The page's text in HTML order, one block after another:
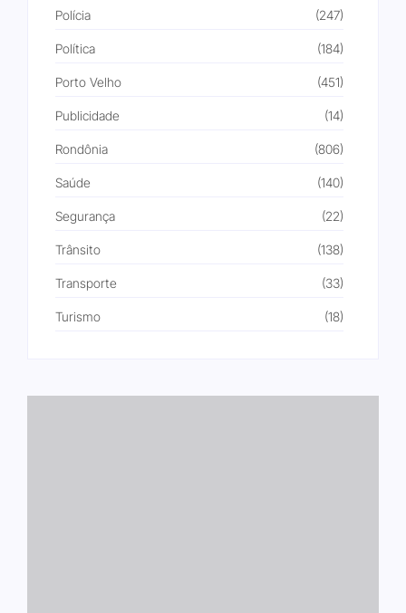
Polícia (247)
Política (184)
Porto Velho (451)
Publicidade (14)
Rondônia (806)
Saúde (140)
Segurança (22)
Trânsito (138)
Transporte (33)
Turismo (18)